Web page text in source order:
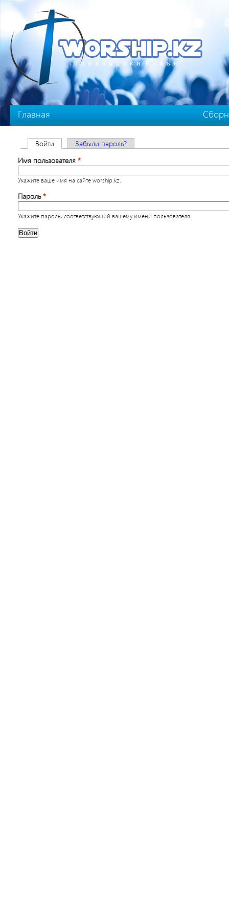
Перейти к основному содержанию
Главная
Главные вкладки
Войти (активная вкладка)
Забыли пароль?
Имя пользователя *
Укажите ваше имя на сайте worship.kz.
Пароль*
Укажите пароль, соответствующий вашему имени пользователя.